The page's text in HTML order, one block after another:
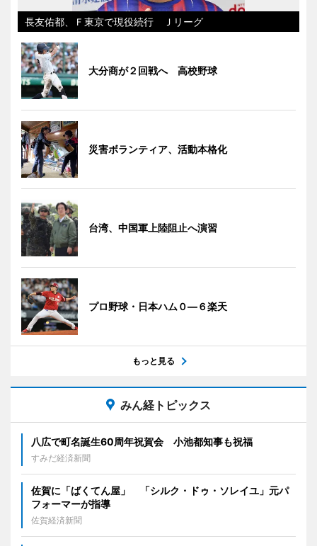
長友佑都、Ｆ東京で現役続行 Ｊリーグ
大分商が２回戦へ 高校野球
災害ボランティア、活動本格化
台湾、中国軍上陸阻止へ演習
プロ野球・日本ハム０―６楽天
もっと見る
みん経トピックス
八広で町名誕生60周年祝賀会 小池都知事も祝福
すみだ経済新聞
佐賀に「ばくてん屋」 「シルク・ドゥ・ソレイユ」元パ
フォーマーが指導
佐賀経済新聞